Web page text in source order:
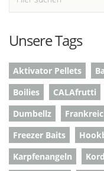
Unsere Tags
Aktivator Pellets
Boilies
CALAfrutti
Dumbellz
Freezer Baits
Karpfenangeln